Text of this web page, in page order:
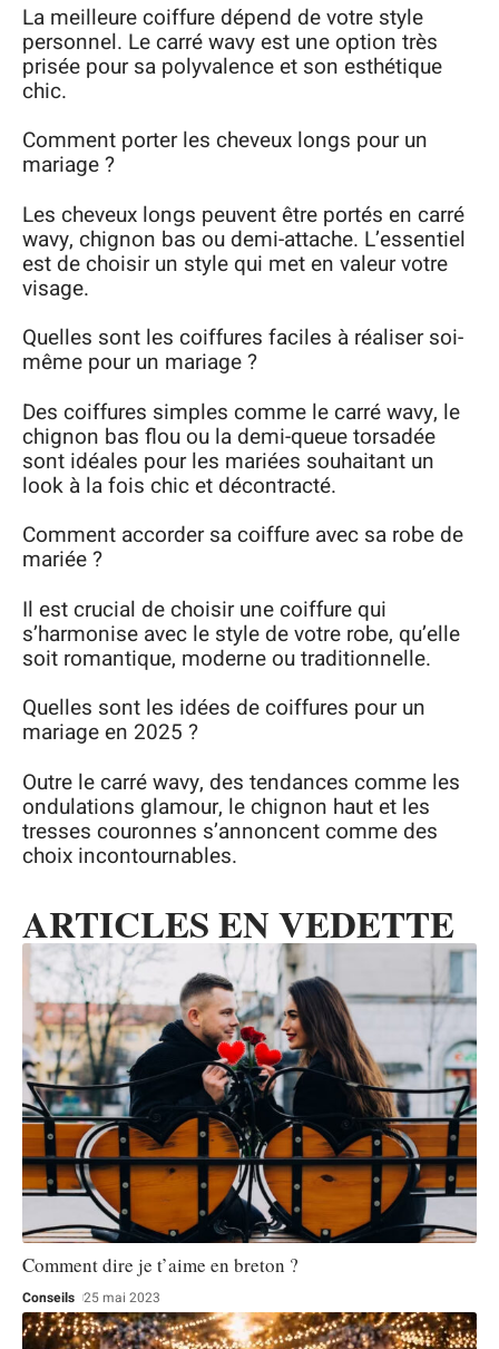
La meilleure coiffure dépend de votre style
personnel. Le carré wavy est une option très
prisée pour sa polyvalence et son esthétique
chic.
Comment porter les cheveux longs pour un
mariage ?
Les cheveux longs peuvent être portés en carré
wavy, chignon bas ou demi-attache. L’essentiel
est de choisir un style qui met en valeur votre
visage.
Quelles sont les coiffures faciles à réaliser soi-
même pour un mariage ?
Des coiffures simples comme le carré wavy, le
chignon bas flou ou la demi-queue torsadée
sont idéales pour les mariées souhaitant un
look à la fois chic et décontracté.
Comment accorder sa coiffure avec sa robe de
mariée ?
Il est crucial de choisir une coiffure qui
s’harmonise avec le style de votre robe, qu’elle
soit romantique, moderne ou traditionnelle.
Quelles sont les idées de coiffures pour un
mariage en 2025 ?
Outre le carré wavy, des tendances comme les
ondulations glamour, le chignon haut et les
tresses couronnes s’annoncent comme des
choix incontournables.
ARTICLES EN VEDETTE
Comment dire je t’aime en breton ?
Conseils 25 mai 2023